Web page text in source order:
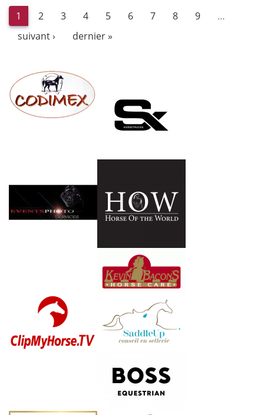
1 2 3 4 5 6 7 8 9
…
suivant ›
dernier »